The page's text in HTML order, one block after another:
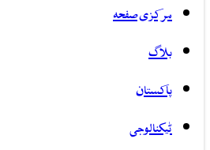
مرکزی صفحہ
بلاگ
پاکستان
ٹیکنالوجی